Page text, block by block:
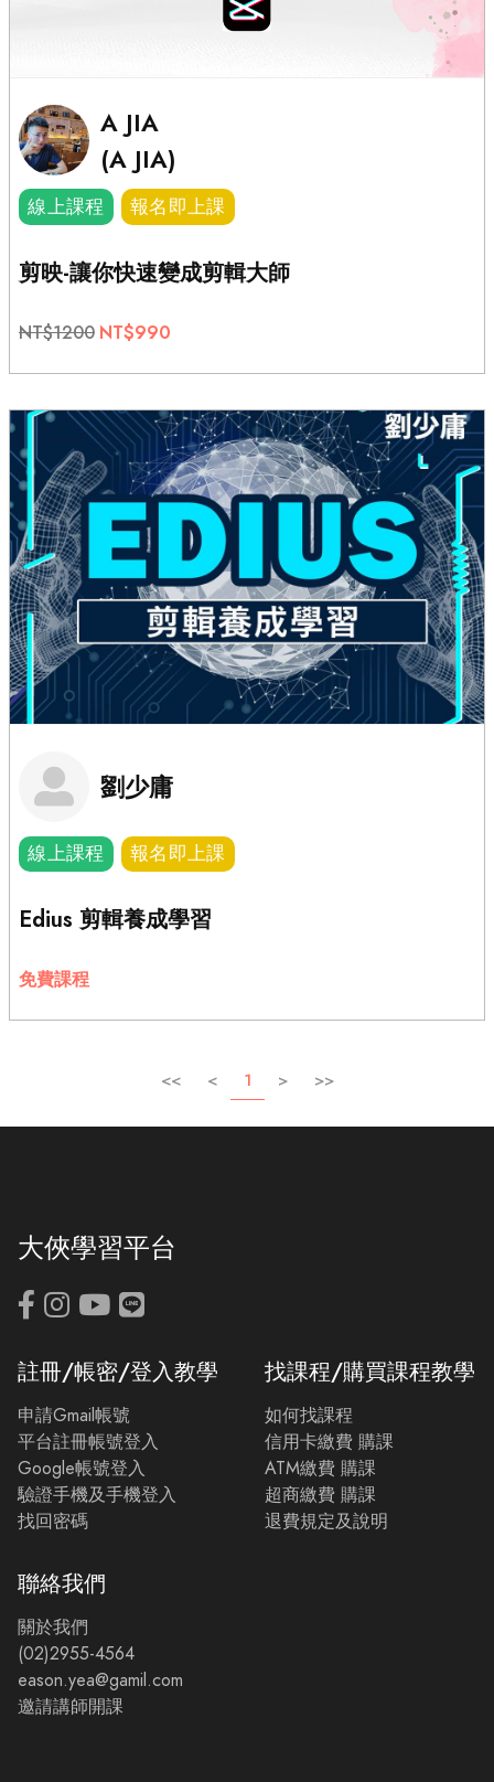
A JIA
(A JIA)
線上課程 報名即上課
剪映-讓你快速變成剪輯大師
NT$1200 NT$990
劉少庸
線上課程 報名即上課
Edius 剪輯養成學習
免費課程
<< < 1 > >>
大俠學習平台
註冊/帳密/登入教學
申請Gmail帳號
平台註冊帳號登入
Google帳號登入
驗證手機及手機登入
找回密碼
找課程/購買課程教學
如何找課程
信用卡繳費 購課
ATM繳費 購課
超商繳費 購課
退費規定及說明
聯絡我們
關於我們
(02)2955-4564
eason.yea@gamil.com
邀請講師開課